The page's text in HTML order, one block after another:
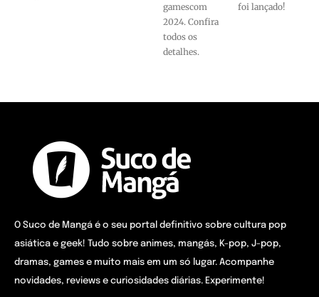
gamescom
2024. Confira
todos os
detalhes.
foi lançado!
O Suco de Mangá é o seu portal definitivo sobre cultura pop
asiática e geek! Tudo sobre animes, mangás, K-pop, J-pop,
dramas, games e muito mais em um só lugar. Acompanhe
novidades, reviews e curiosidades diárias. Experimente!